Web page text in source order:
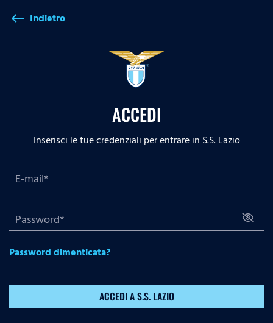
west Indietro
ACCEDI
Inserisci le tue credenziali per entrare in S.S. Lazio
Password dimenticata?
ACCEDI A S.S. LAZIO